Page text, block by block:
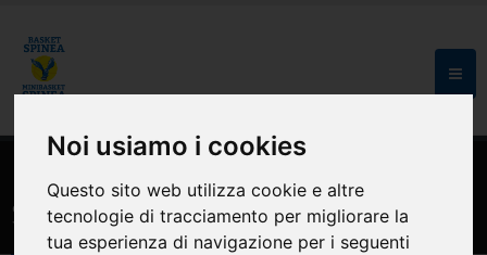
Noi usiamo i cookies
Questo sito web utilizza cookie e altre
tecnologie di tracciamento per migliorare la
tua esperienza di navigazione per i seguenti
Senior CSI Open